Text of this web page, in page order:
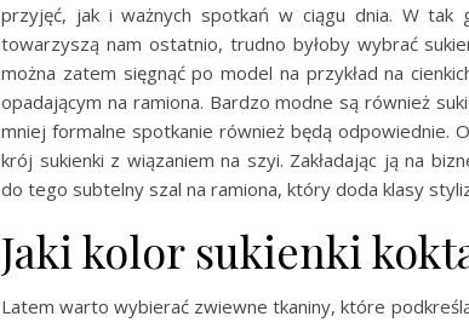
przyjęć, jak i ważnych spotkań w ciągu dnia. W tak
towarzyszą nam ostatnio, trudno byłoby wybrać
można zatem sięgnąć po model na przykład na
opadającym na ramiona. Bardzo modne są również
mniej formalne spotkanie również będą odpowiednie.
krój sukienki z wiązaniem na szyi. Zakładając ją na
do tego subtelny szal na ramiona, który doda klasy
Jaki kolor sukienki
Latem warto wybierać zwiewne tkaniny, które